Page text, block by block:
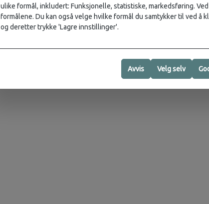
ulike formål, inkludert: Funksjonelle, statistiske, markedsføring.
formålene. Du kan også velge hvilke formål du samtykker til ved å
og deretter trykke 'Lagre innstillinger'.
Avvis Velg selv